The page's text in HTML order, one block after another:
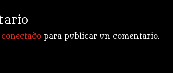
conectado para publicar un comentario.